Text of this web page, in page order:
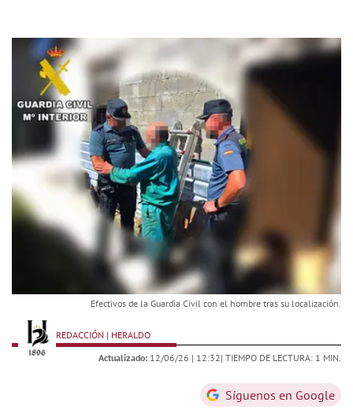
Efectivos de la Guardia Civil con el hombre tras su localización.
REDACCIÓN | HERALDO
Actualizado: 12/06/26 | 12:32| TIEMPO DE LECTURA: 1 MIN.
Síguenos en Google